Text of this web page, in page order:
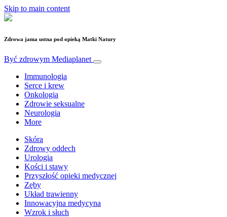
Skip to main content
Zdrowa jama ustna pod opieką Matki Natury
Być zdrowym Mediaplanet
Immunologia
Serce i krew
Onkologia
Zdrowie seksualne
Neurologia
More
Skóra
Zdrowy oddech
Urologia
Kości i stawy
Przyszłość opieki medycznej
Zęby
Układ trawienny
Innowacyjna medycyna
Wzrok i słuch